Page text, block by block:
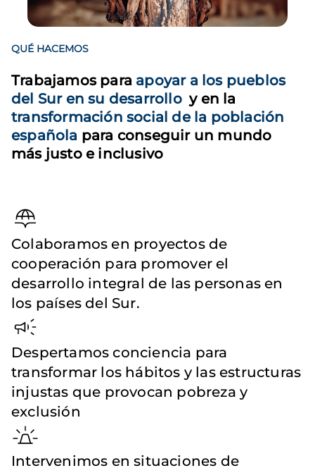
QUÉ HACEMOS
Trabajamos para apoyar a los pueblos
del Sur en su desarrollo y en la
transformación social de la población
española para conseguir un mundo
más justo e inclusivo
Colaboramos en proyectos de
cooperación para promover el
desarrollo integral de las personas en
los países del Sur.
Despertamos conciencia para
transformar los hábitos y las estructuras
injustas que provocan pobreza y
exclusión
Intervenimos en situaciones de